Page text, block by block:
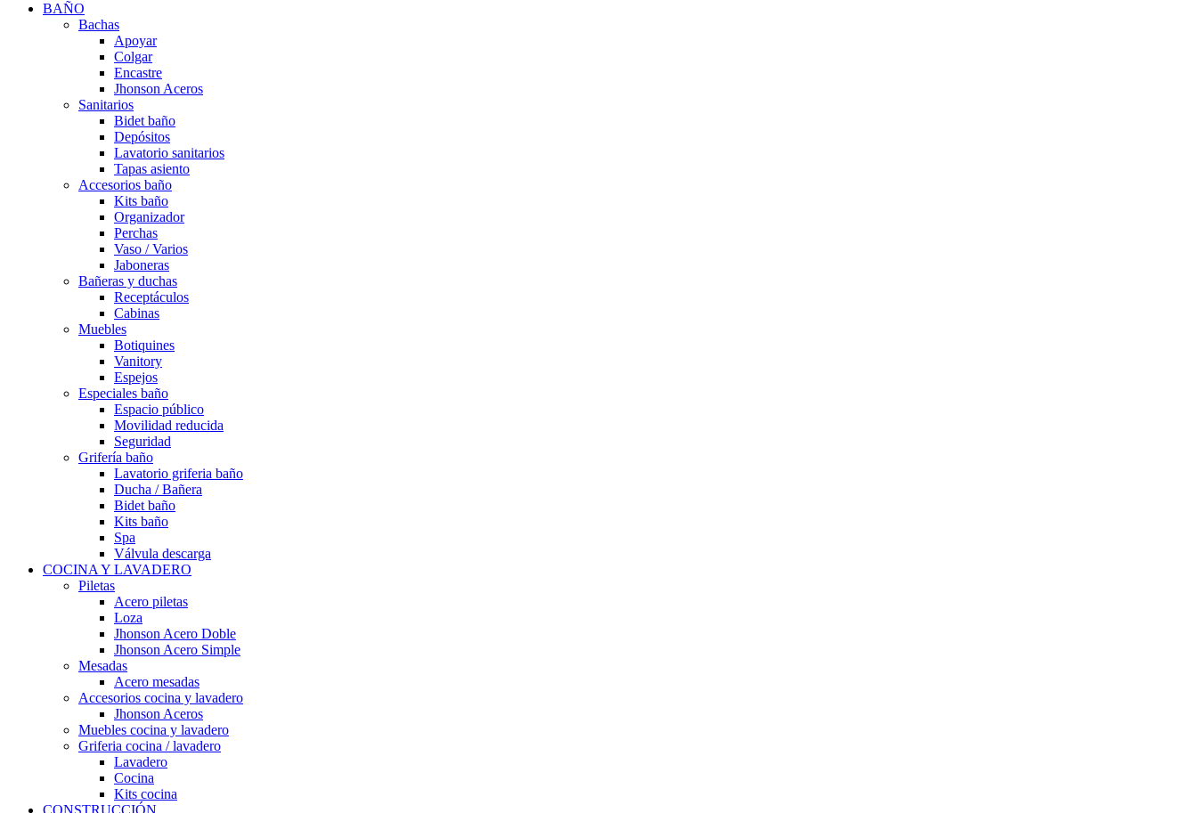
BAÑO
Bachas
Apoyar
Colgar
Encastre
Jhonson Aceros
Sanitarios
Bidet baño
Depósitos
Lavatorio sanitarios
Tapas asiento
Accesorios baño
Kits baño
Organizador
Perchas
Vaso / Varios
Jaboneras
Bañeras y duchas
Receptáculos
Cabinas
Muebles
Botiquines
Vanitory
Espejos
Especiales baño
Espacio público
Movilidad reducida
Seguridad
Grifería baño
Lavatorio griferia baño
Ducha / Bañera
Bidet baño
Kits baño
Spa
Válvula descarga
COCINA Y LAVADERO
Piletas
Acero piletas
Loza
Jhonson Acero Doble
Jhonson Acero Simple
Mesadas
Acero mesadas
Accesorios cocina y lavadero
Jhonson Aceros
Muebles cocina y lavadero
Griferia cocina / lavadero
Lavadero
Cocina
Kits cocina
CONSTRUCCIÓN